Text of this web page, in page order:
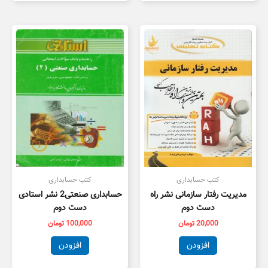
کتب حسابداری
مدیریت رفتار سازمانی نشر راه
دست دوم
20,000تومان
افزودن
کتب حسابداری
حسابداری صنعتی2 نشر استادی
دست دوم
100,000 تومان
افزودن